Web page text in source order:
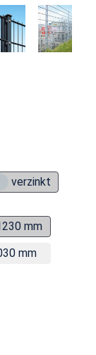
verzinkt
mm
mm